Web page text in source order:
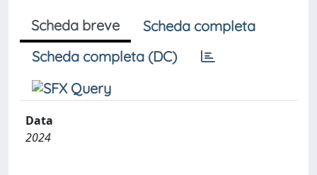
Scheda breve
Scheda completa
Scheda completa (DC)
Data
2024